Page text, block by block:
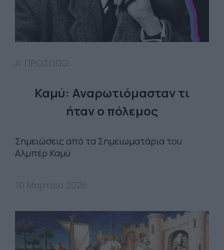
Καμύ: Αναρωτιόμασταν τι
ήταν ο πόλεμος
Σημειώσεις από τα Σημειωματάρια του
Αλμπέρ Καμύ